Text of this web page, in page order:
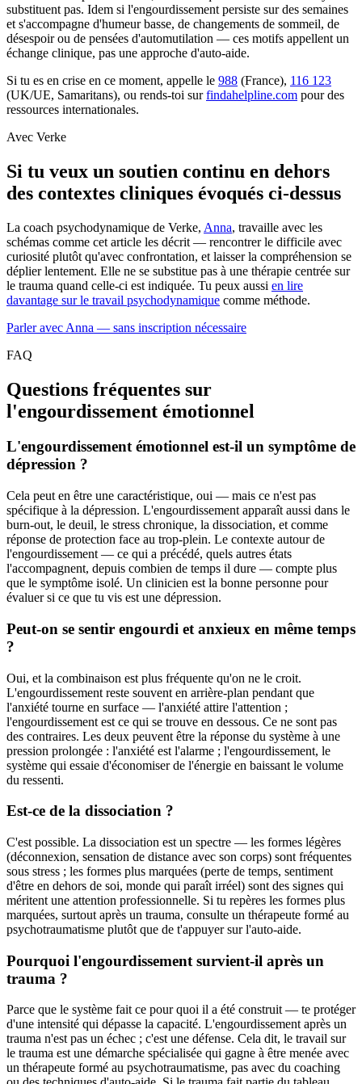
substituent pas. Idem si l'engourdissement persiste sur des semaines
et s'accompagne d'humeur basse, de changements de sommeil, de
désespoir ou de pensées d'automutilation — ces motifs appellent un
échange clinique, pas une approche d'auto-aide.
Si tu es en crise en ce moment, appelle le 988 (France), 116 123
(UK/UE, Samaritans), ou rends-toi sur findahelpline.com pour des
ressources internationales.
Avec Verke
Si tu veux un soutien continu en dehors
des contextes cliniques évoqués ci-dessus
La coach psychodynamique de Verke, Anna, travaille avec les
schémas comme cet article les décrit — rencontrer le difficile avec
curiosité plutôt qu'avec confrontation, et laisser la compréhension se
déplier lentement. Elle ne se substitue pas à une thérapie centrée sur
le trauma quand celle-ci est indiquée. Tu peux aussi en lire
davantage sur le travail psychodynamique comme méthode.
Parler avec Anna — sans inscription nécessaire
FAQ
Questions fréquentes sur
l'engourdissement émotionnel
L'engourdissement émotionnel est-il un symptôme de
dépression ?
Cela peut en être une caractéristique, oui — mais ce n'est pas
spécifique à la dépression. L'engourdissement apparaît aussi dans le
burn-out, le deuil, le stress chronique, la dissociation, et comme
réponse de protection face au trop-plein. Le contexte autour de
l'engourdissement — ce qui a précédé, quels autres états
l'accompagnent, depuis combien de temps il dure — compte plus
que le symptôme isolé. Un clinicien est la bonne personne pour
évaluer si ce que tu vis est une dépression.
Peut-on se sentir engourdi et anxieux en même temps
?
Oui, et la combinaison est plus fréquente qu'on ne le croit.
L'engourdissement reste souvent en arrière-plan pendant que
l'anxiété tourne en surface — l'anxiété attire l'attention ;
l'engourdissement est ce qui se trouve en dessous. Ce ne sont pas
des contraires. Les deux peuvent être la réponse du système à une
pression prolongée : l'anxiété est l'alarme ; l'engourdissement, le
système qui essaie d'économiser de l'énergie en baissant le volume
du ressenti.
Est-ce de la dissociation ?
C'est possible. La dissociation est un spectre — les formes légères
(déconnexion, sensation de distance avec son corps) sont fréquentes
sous stress ; les formes plus marquées (perte de temps, sentiment
d'être en dehors de soi, monde qui paraît irréel) sont des signes qui
méritent une attention professionnelle. Si tu repères les formes plus
marquées, surtout après un trauma, consulte un thérapeute formé au
psychotraumatisme plutôt que de t'appuyer sur l'auto-aide.
Pourquoi l'engourdissement survient-il après un
trauma ?
Parce que le système fait ce pour quoi il a été construit — te protéger
d'une intensité qui dépasse la capacité. L'engourdissement après un
trauma n'est pas un échec ; c'est une défense. Cela dit, le travail sur
le trauma est une démarche spécialisée qui gagne à être menée avec
un thérapeute formé au psychotraumatisme, pas avec du coaching